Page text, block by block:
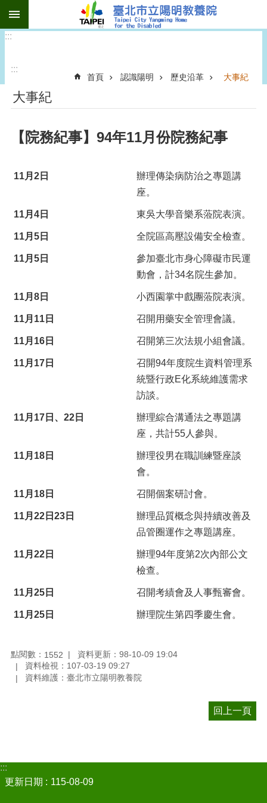
跳到主要內容區塊
:::
:::
首頁 認識陽明 歷史沿革 大事紀
大事紀
【院務紀事】94年11月份院務紀事
11月2日
辦理傳染病防治之專題講
座。
11月4日 東吳大學音樂系蒞院表演。
11月5日 全院區高壓設備安全檢查。
11月5日
參加臺北市身心障礙市民運
動會，計34名院生參加。
11月8日 小西園掌中戲團蒞院表演。
11月11日 召開用藥安全管理會議。
11月16日 召開第三次法規小組會議。
11月17日
召開94年度院生資料管理系
統暨行政E化系統維護需求
訪談。
11月17日、22日
辦理綜合溝通法之專題講
座，共計55人參與。
11月18日
辦理役男在職訓練暨座談
會。
11月18日 召開個案研討會。
11月22日23日
辦理品質概念與持續改善及
品管圈運作之專題講座。
11月22日
辦理94年度第2次內部公文
檢查。
11月25日 召開考績會及人事甄審會。
11月25日 辦理院生第四季慶生會。
點閱數： 1552
資料更新：98-10-09 19:04
資料檢視：107-03-19 09:27
資料維護：臺北市立陽明教養院
回上一頁
:::
更新日期
115-08-09